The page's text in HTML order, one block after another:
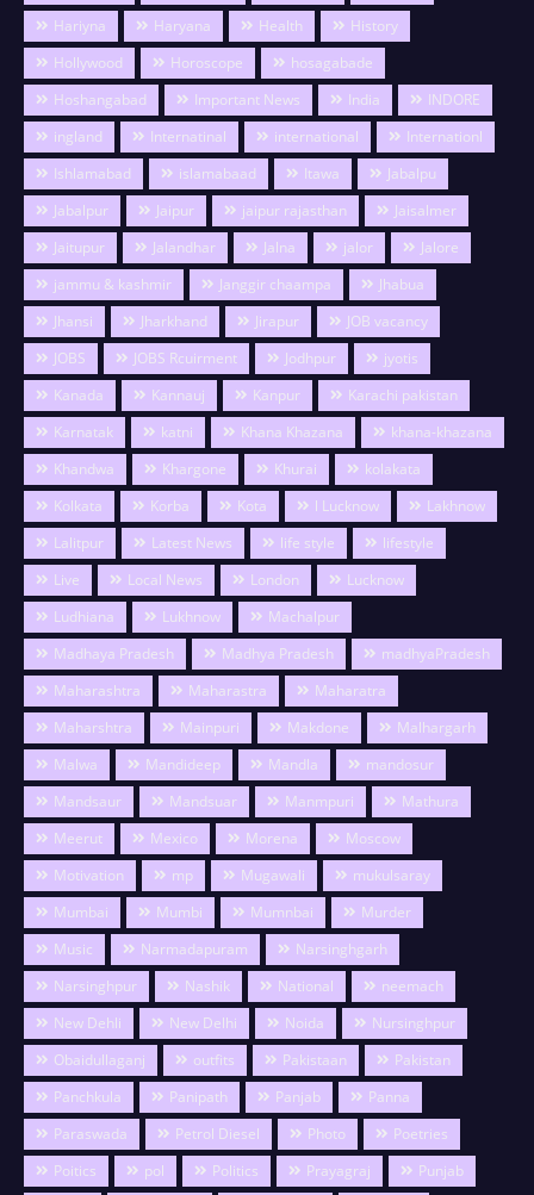
Hariyna
Haryana Health
History
Hollywood
Horoscope
hosagabade
Hoshangabad
Important News India
INDORE
ingland
Internatinal international
Internationl
Ishlamabad
islamabaad Itawa
Jabalpu
Jabalpur
Jaipur jaipur rajasthan
Jaisalmer
Jaitupur
Jalandhar Jalna jalor
Jalore
jammu & kashmir
Janggir chaampa
Jhabua
Jhansi
Jharkhand Jirapur
JOB vacancy
JOBS
JOBS Rcuirment Jodhpur
jyotis
Kanada
Kannauj Kanpur
Karachi pakistan
Karnatak
katni Khana Khazana
khana-khazana
Khandwa
Khargone Khurai
kolakata
Kolkata
Korba Kota l Lucknow
Lakhnow
Lalitpur
Latest News life style
lifestyle
Live
Local News London
Lucknow
Ludhiana
Lukhnow
Machalpur
Madhaya Pradesh
Madhya Pradesh
madhyaPradesh
Maharashtra
Maharastra
Maharatra
Maharshtra
Mainpuri Makdone
Malhargarh
Malwa
Mandideep Mandla
mandosur
Mandsaur
Mandsuar Manmpuri
Mathura
Meerut
Mexico Morena
Moscow
Motivation
mp Mugawali
mukulsaray
Mumbai
Mumbi Mumnbai
Murder
Music
Narmadapuram
Narsinghgarh
Narsinghpur
Nashik National
neemach
New Dehli
New Delhi Noida
Nursinghpur
Obaidullaganj
outfits Pakistaan
Pakistan
Panchkula
Panipath Panjab
Panna
Paraswada
Petrol Diesel Photo
Poetries
Poitics
pol Politics Prayagraj
Punjab